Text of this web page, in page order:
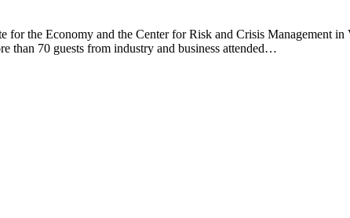
the Economy and the Center for Risk and Crisis Management
than 70 guests from industry and business attended…